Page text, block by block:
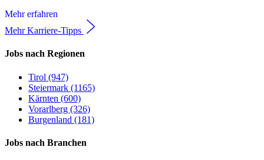
Mehr erfahren
Mehr Karriere-Tipps
Jobs nach Regionen
Tirol (947)
Steiermark (1165)
Kärnten (600)
Vorarlberg (326)
Burgenland (181)
Jobs nach Branchen